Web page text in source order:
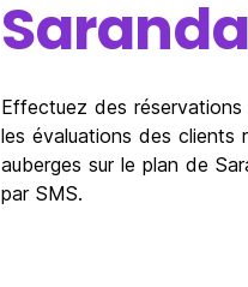
Saranda
Effectuez des réservations
les évaluations des clients
auberges sur le plan de
par SMS.